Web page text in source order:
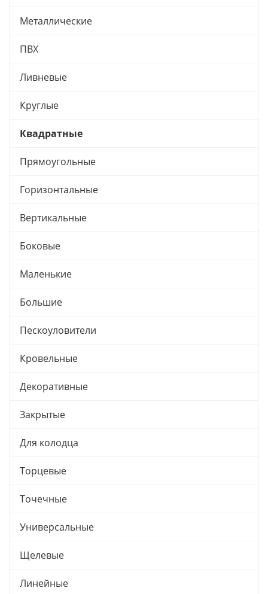
Металлические
ПВХ
Ливневые
Круглые
Квадратные
Прямоугольные
Горизонтальные
Вертикальные
Боковые
Маленькие
Большие
Пескоуловители
Кровельные
Декоративные
Закрытые
Для колодца
Торцевые
Точечные
Универсальные
Щелевые
Линейные